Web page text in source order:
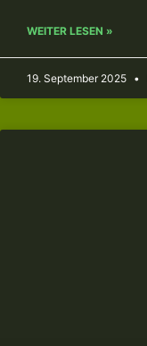
WEITER LESEN »
19. September 2025